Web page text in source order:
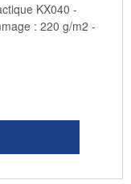
KX040 -
: 220 g/m2 -